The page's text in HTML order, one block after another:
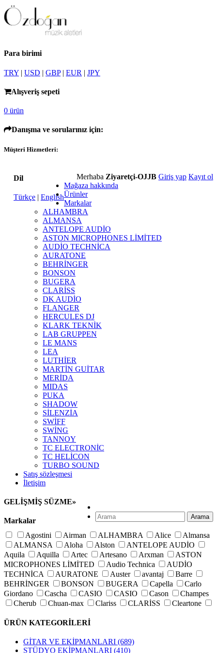
Para birimi
TRY | USD | GBP| EUR | JPY
Alışveriş sepeti
0 ürün
Danışma ve sorularınız için:
Müşteri Hizmetleri:
Dil
Türkçe | English
Merhaba Ziyaretçi-OJJB Giriş yap Kayıt ol
Mağaza hakkında
Ürünler
Markalar
ALHAMBRA
ALMANSA
ANTELOPE AUDİO
ASTON MICROPHONES LİMİTED
AUDİO TECHNİCA
AURATONE
BEHRİNGER
BONSON
BUGERA
CLARİSS
DK AUDİO
FLANGER
HERCULES DJ
KLARK TEKNİK
LAB GRUPPEN
LE MANS
LEA
LUTHİER
MARTİN GUİTAR
MERİDA
MIDAS
PUKA
SHADOW
SİLENZİA
SWİFF
SWİNG
TANNOY
TC ELECTRONİC
TC HELİCON
TURBO SOUND
Satış sözleşmesi
İletişim
Arama
GELİŞMİŞ SÜZME»
Markalar
Agostini
Airman ALHAMBRA Alice
Almansa
ALMANSA
Aloha Alston
ANTELOPE AUDİO
Aquila
Aquilla Artec Artesano Arxman
ASTON
MICROPHONES LİMİTED
Audio Technica
AUDİO
TECHNİCA
AURATONE Auster avantaj
Barre
BEHRİNGER
BONSON BUGERA Capella
Carlo
Giordano
Cascha CASIO CASIO Cason
Champes
Cherub
Chuan-max Clariss CLARİSS
Cleartone
D\'addario
D\'orazio D\'orazio
Dorazio
Dotch Dr. Drum Dunlop
ÜRÜN KATEGORİLERİ
GİTAR VE EKİPMANLARI (689)
STÜDYO EKİPMANLARI (410)